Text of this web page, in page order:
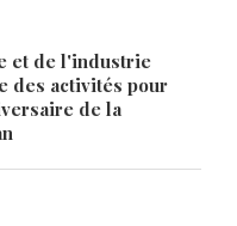
et de l'industrie
des activités pour
de la